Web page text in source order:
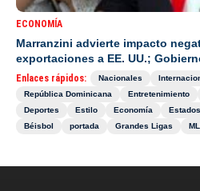
ECONOMÍA
Marranzini advierte impacto
exportaciones a EE. UU.;
Enlaces rápidos: Nacionales
República Dominicana
Entretenimiento
Deportes
Estilo Economía
Béisbol
portada Grandes Ligas